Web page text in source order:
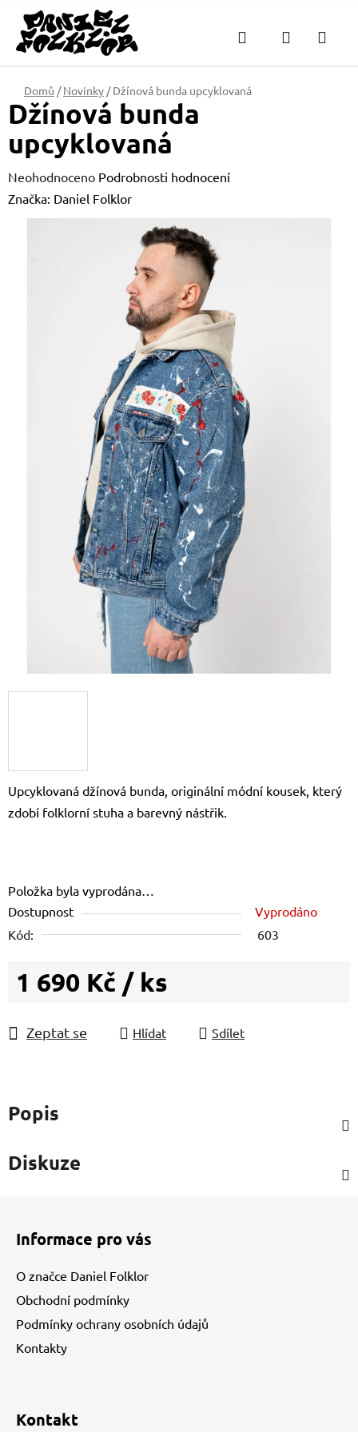
obsah
Hledat
KOŠÍK
Domů / Novinky / Džínová bunda upcyklovaná
Upcyklovaná džínová bunda, originální módní kousek, který
zdobí folklorní stuha a barevný nástřik.
Položka byla vyprodána…
Dostupnost
Vyprodáno
Kód:
603
1 690 Kč / ks
Zeptat se Hlídat Sdílet
Džínová bunda
upcyklovaná
Průměrné
hodnocení
produktu
Neohodnoceno Podrobnosti hodnocení
Značka: Daniel Folklor
Popis
Diskuze
Informace pro vás
O značce Daniel Folklor
Obchodní podmínky
Podmínky ochrany osobních údajů
Kontakty
Kontakt